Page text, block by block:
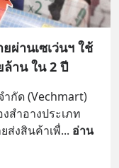
ผ่านเซเว่นฯ ใช้
าน ใน 2 ปี
ำกัด (Vechmart)
สำอางประเภท
ส่งสินค้าเพื่... อ่าน